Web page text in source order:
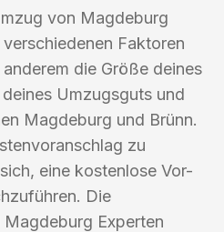
von Magdeburg
Faktoren
die Größe deines
Umzugsguts und
Magdeburg und Brünn.
zu
eine kostenlose Vor-
Die
Experten